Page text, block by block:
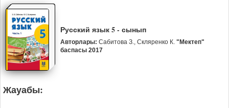
Русский язык 5 - сынып
Авторлары: Сабитова З., Скляренко К. "Мектеп"
баспасы 2017
Жауабы: